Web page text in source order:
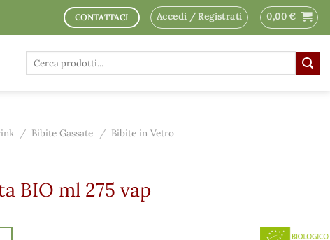
CONTATTACI Accedi / Registrati 0,00€
Cerca:
/ Bibite Gassate / Bibite in Vetro
BIO ml 275 vap